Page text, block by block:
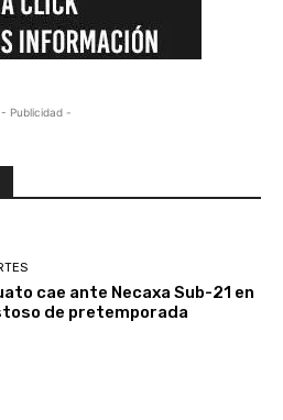
- Publicidad -
cae ante Necaxa Sub-21 en
de pretemporada